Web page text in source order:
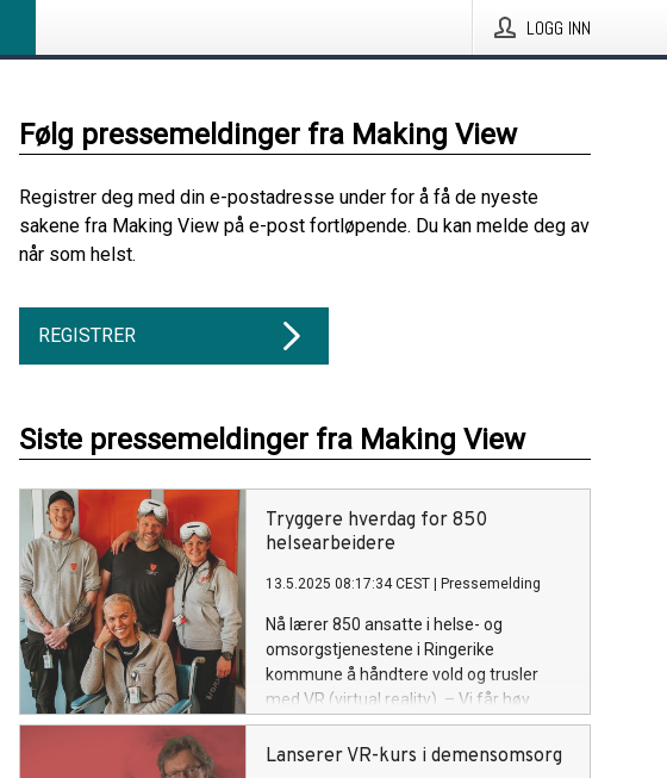
LOGG INN
Følg pressemeldinger fra Making View
Registrer deg med din e-postadresse under for å få de nyeste
sakene fra Making View på e-post fortløpende. Du kan melde deg av
når som helst.
REGISTRER
Siste pressemeldinger fra Making View
Tryggere hverdag for 850
helsearbeidere
13.5.2025 08:17:34 CEST Pressemelding
Nå lærer 850 ansatte i helse- og
omsorgstjenestene i Ringerike
kommune å håndtere vold og trusler
med VR (virtual reality). – Vi får høy
kvalitet i opplæringen, sparer tid og
unngår kostnader, sier Astrid
Lanserer VR-kurs i demensomsorg